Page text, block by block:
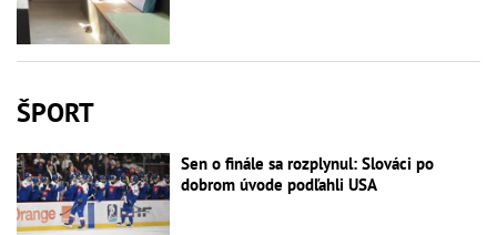
ŠPORT
Sen o finále sa rozplynul: Slováci po
dobrom úvode podľahli USA